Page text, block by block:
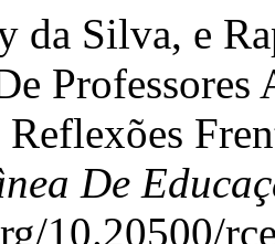
Silva, e
De
10.20500/